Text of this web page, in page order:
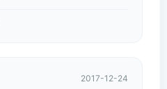
2017-12-24